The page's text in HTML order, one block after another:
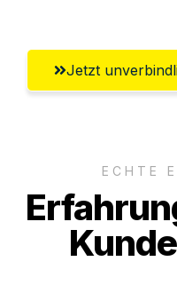
Jetzt
ECHTE